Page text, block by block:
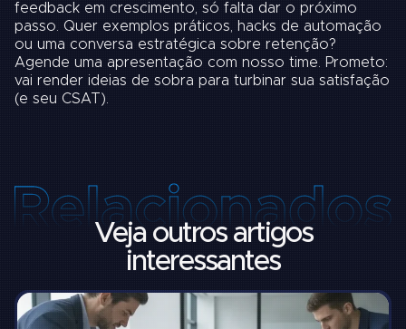
feedback em crescimento, só falta dar o próximo
passo. Quer exemplos práticos, hacks de automação
ou uma conversa estratégica sobre retenção?
Agende uma apresentação com nosso time. Prometo:
vai render ideias de sobra para turbinar sua satisfação
(e seu CSAT).
Veja outros artigos
interessantes